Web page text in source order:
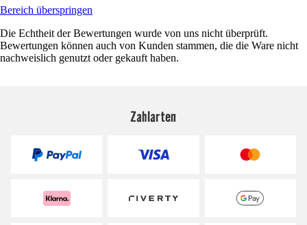
Bereich überspringen
Die Echtheit der Bewertungen wurde von uns nicht überprüft.
Bewertungen können auch von Kunden stammen, die die Ware nicht
nachweislich genutzt oder gekauft haben.
Zahlarten